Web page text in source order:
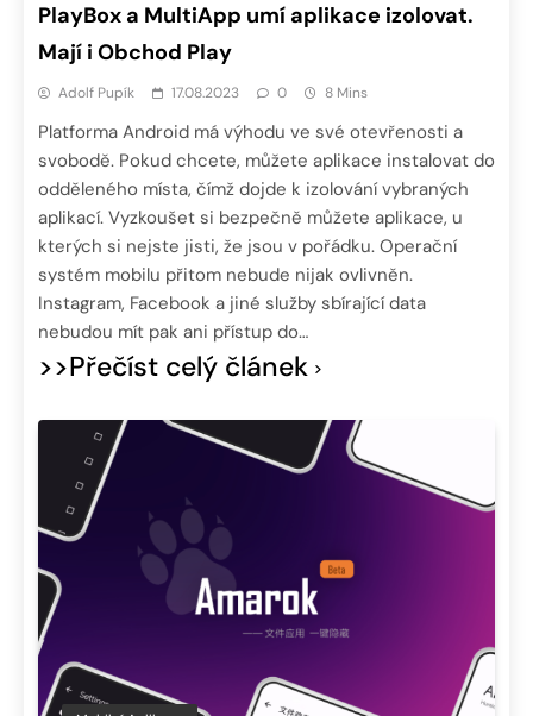
PlayBox a MultiApp umí aplikace izolovat.
Mají i Obchod Play
Adolf Pupík 17.08.2023 0 8 Mins
Platforma Android má výhodu ve své otevřenosti a
svobodě. Pokud chcete, můžete aplikace instalovat do
odděleného místa, čímž dojde k izolování vybraných
aplikací. Vyzkoušet si bezpečně můžete aplikace, u
kterých si nejste jisti, že jsou v pořádku. Operační
systém mobilu přitom nebude nijak ovlivněn.
Instagram, Facebook a jiné služby sbírající data
nebudou mít pak ani přístup do…
>>Přečíst celý článek